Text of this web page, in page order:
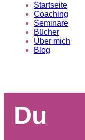
Startseite
Coaching
Seminare
Bücher
Über mich
Blog
Du